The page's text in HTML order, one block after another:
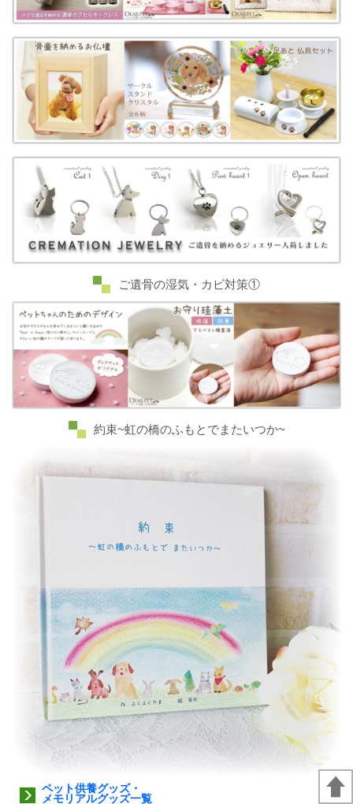
ご遺骨の湿気・カビ対策①
約束~虹の橋のふもとでまたいつか~
ペット供養グッズ・
メモリアルグッズ一覧